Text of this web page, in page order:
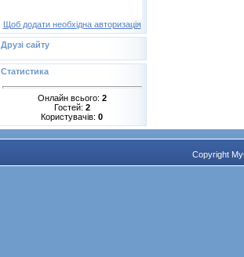
Щоб додати необхідна авторизація
Друзі сайту
Статистика
Онлайн всього: 2
Гостей: 2
Користувачів: 0
Copyright